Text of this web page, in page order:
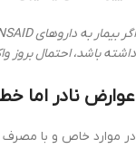
داشته باشد، احتمال بروز
عوارض نادر اما
در موارد خاص و با